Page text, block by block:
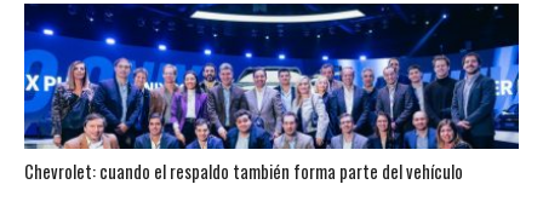
Chevrolet: cuando el respaldo también forma parte del vehículo